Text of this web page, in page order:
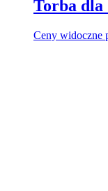
Torba dla
Ceny widoczne